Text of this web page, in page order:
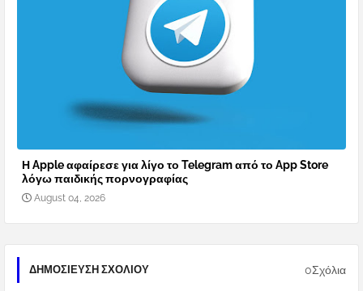
Η Apple αφαίρεσε για λίγο το Telegram από το App Store
λόγω παιδικής πορνογραφίας
August 04, 2026
ΔΗΜΟΣΊΕΥΣΗ ΣΧΟΛΊΟΥ 0Σχόλια